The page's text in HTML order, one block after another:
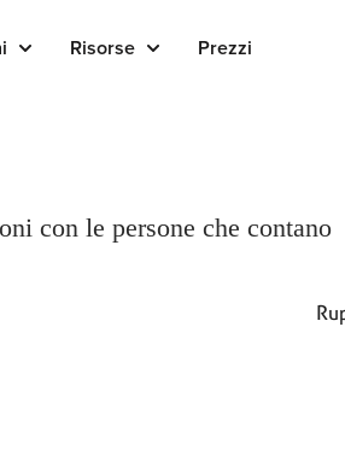
Risorse Prezzi
con le persone che contano